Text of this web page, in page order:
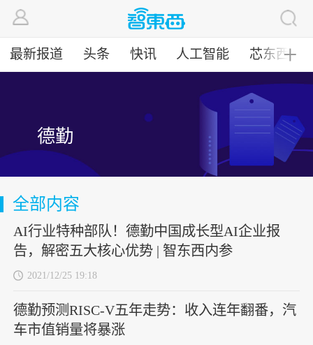
最新报道 头条 快讯 人工智能 芯东西╋
德勤
全部内容
AI行业特种部队！德勤中国成长型AI企业报
告，解密五大核心优势 | 智东西内参
2021/12/25 19:18
德勤预测RISC-V五年走势：收入连年翻番，汽
车市值销量将暴涨